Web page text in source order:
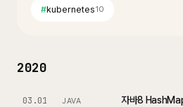
#kubernetes10
2020
03.01 JAVA